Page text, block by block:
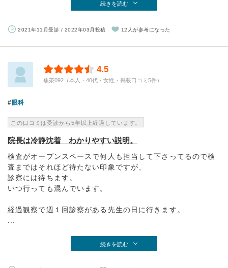
続きを読む
2021年11月受診 / 2022年03月投稿 12人が参考になった
4.5
焦茶092（本人・40代・女性・掲載口コミ5件）
眼科
この口コミは受診から5年以上経過しています。
院長は冷静沈着 わかりやすい説明。
検査がオープンスペースで何人も担当して下さってるので検
査まではそれほど待たない印象ですが、
診察には待ちます。
いつ行っても混んでいます。
経過観察で週１回診察がある先生の日に行きます。
続きを読む